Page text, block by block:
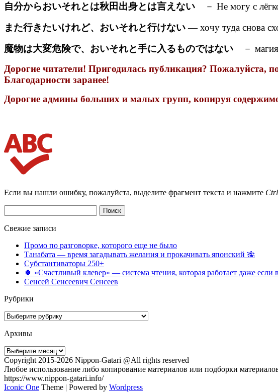
自分からおいそれとは秋田出身とは言えない － Не могу с
また行きたいけれど、おいそれと行けない— хочу туда снова
魔物は大変危険で、おいそれと手に入るものではない － магия
Дорогие читатели! Пригодилась публикация? Пожалуйста,
Благодарности заранее!
Дорогие админы больших и малых групп, копируя
Если вы нашли ошибку, пожалуйста, выделите фрагмент текста и нажмите
Свежие записи
Промо по разговорке, которого еще не было
Танабата — время загадывать желания и прокачивать японский 🎋
Субстантиваторы 250+
🍀 «Счастливый клевер» — система чтения, которая работает даже если
Сенсей Сенсеевич Сенсеев
Рубрики
Рубрики
Архивы
Архивы
Copyright 2015-2026 Nippon-Gatari @All rights reserved
Любое использование либо копирование материалов или подборки
https://www.nippon-gatari.info/
Iconic One Theme | Powered by Wordpress